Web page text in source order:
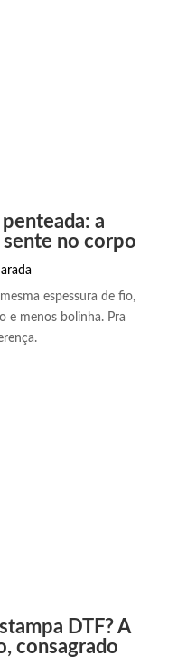
a
no corpo
espessura de fio,
e menos bolinha. Pra
DTF? A
consagrado